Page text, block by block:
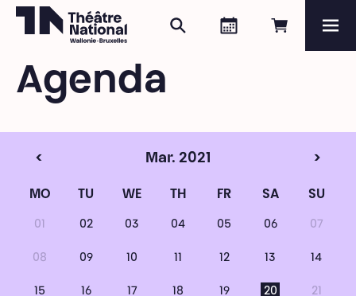
Book
Agenda
Search
Agenda
< Mar. 2021 >
MO TU WE TH FR SA SU
01 02 03 04 05 06 07
08 09 10 11 12 13 14
15 16 17 18 19 20 21